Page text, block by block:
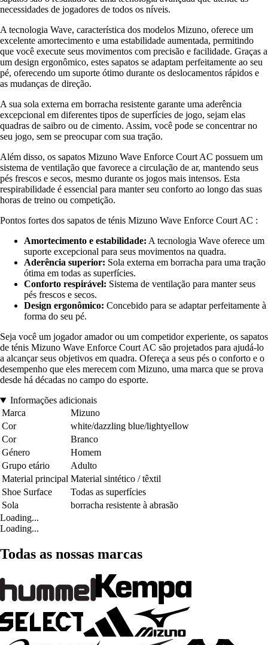
necessidades de jogadores de todos os níveis.
A tecnologia Wave, característica dos modelos Mizuno, oferece um
excelente amortecimento e uma estabilidade aumentada, permitindo
que você execute seus movimentos com precisão e facilidade. Graças a
um design ergonômico, estes sapatos se adaptam perfeitamente ao seu
pé, oferecendo um suporte ótimo durante os deslocamentos rápidos e
as mudanças de direção.
A sua sola externa em borracha resistente garante uma aderência
excepcional em diferentes tipos de superfícies de jogo, sejam elas
quadras de saibro ou de cimento. Assim, você pode se concentrar no
seu jogo, sem se preocupar com sua tração.
Além disso, os sapatos Mizuno Wave Enforce Court AC possuem um
sistema de ventilação que favorece a circulação de ar, mantendo seus
pés frescos e secos, mesmo durante os jogos mais intensos. Esta
respirabilidade é essencial para manter seu conforto ao longo das suas
horas de treino ou competição.
Pontos fortes dos sapatos de ténis Mizuno Wave Enforce Court AC :
Amortecimento e estabilidade: A tecnologia Wave oferece um
suporte excepcional para seus movimentos na quadra.
Aderência superior: Sola externa em borracha para uma tração
ótima em todas as superfícies.
Conforto respirável: Sistema de ventilação para manter seus
pés frescos e secos.
Design ergonômico: Concebido para se adaptar perfeitamente à
forma do seu pé.
Seja você um jogador amador ou um competidor experiente, os sapatos
de ténis Mizuno Wave Enforce Court AC são projetados para ajudá-lo
a alcançar seus objetivos em quadra. Ofereça a seus pés o conforto e o
desempenho que eles merecem com Mizuno, uma marca que se prova
desde há décadas no campo do esporte.
Informações adicionais
Marca
Mizuno
Cor
white/dazzling blue/lightyellow
Cor
Branco
Género
Homem
Grupo etário
Adulto
Material principal Material sintético / têxtil
Shoe Surface
Todas as superfícies
Sola
borracha resistente à abrasão
Loading...
Loading...
Todas as nossas marcas